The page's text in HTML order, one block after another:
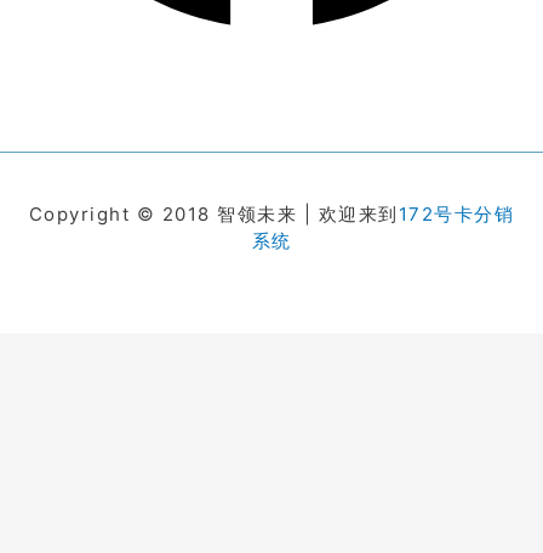
Copyright © 2018 智领未来 | 欢迎来到 172号卡分销
系统